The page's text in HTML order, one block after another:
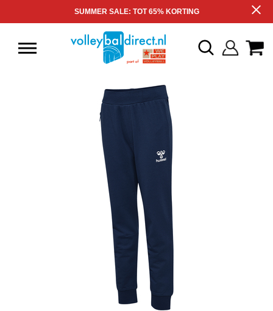
SUMMER SALE: TOT 65% KORTING